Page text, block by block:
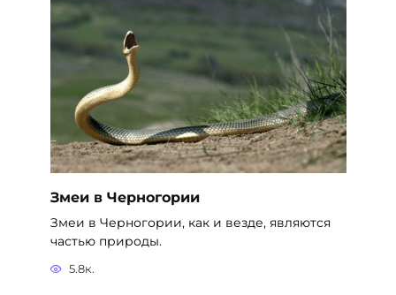
Змеи в Черногории
Змеи в Черногории, как и везде, являются
частью природы.
5.8к.